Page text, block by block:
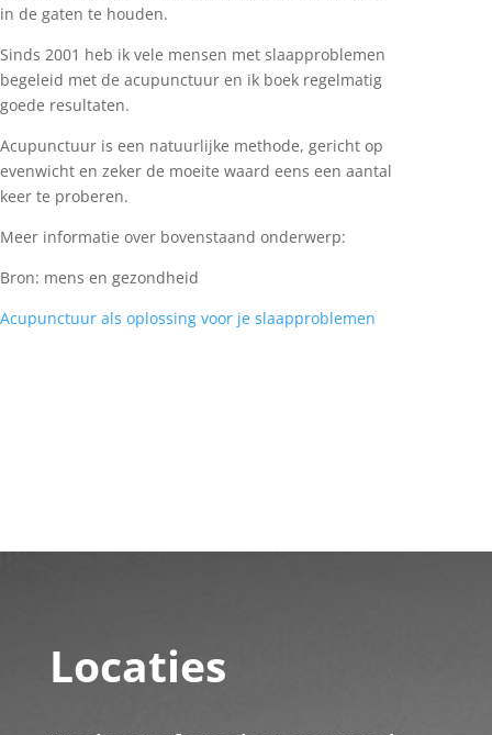
in de gaten te houden.
Sinds 2001 heb ik vele mensen met slaapproblemen
begeleid met de acupunctuur en ik boek regelmatig
goede resultaten.
Acupunctuur is een natuurlijke methode, gericht op
evenwicht en zeker de moeite waard eens een aantal
keer te proberen.
Meer informatie over bovenstaand onderwerp:
Bron: mens en gezondheid
Acupunctuur als oplossing voor je slaapproblemen
Locaties